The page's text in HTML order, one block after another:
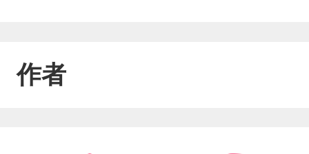
畜。但是谁能告诉他为什么大老板每次
作者